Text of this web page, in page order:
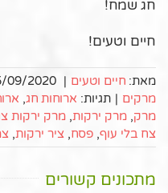
חג שמח!
חיים וטעים!
מאת: חיים וטעים 09/2020
מרקים
תגיות: ארוחות חג,
מרק, מרק ירקות, מרק ירקות
צח בלי עוף, פסח, ציר ירקות,
מתכונים קשורים